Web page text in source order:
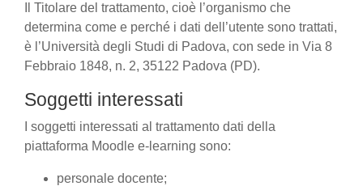
Il Titolare del trattamento, cioè l’organismo che
determina come e perché i dati dell’utente sono trattati,
è l’Università degli Studi di Padova, con sede in Via 8
Febbraio 1848, n. 2, 35122 Padova (PD).
Soggetti interessati
I soggetti interessati al trattamento dati della
piattaforma Moodle e-learning sono:
personale docente;